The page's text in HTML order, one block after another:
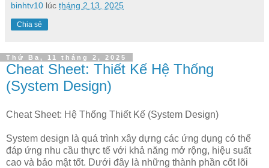
binhtv10 lúc tháng 2 13, 2025
Chia sẻ
Thứ Ba, 11 tháng 2, 2025
Cheat Sheet: Thiết Kế Hệ Thống
(System Design)
Cheat Sheet: Hệ Thống Thiết Kế (System Design)
System design là quá trình xây dựng các ứng dụng có thể
đáp ứng nhu cầu thực tế với khả năng mở rộng, hiệu suất
cao và bảo mật tốt. Dưới đây là những thành phần cốt lõi